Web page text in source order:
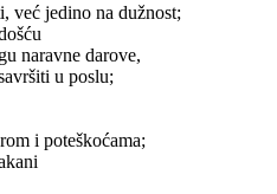
već jedino na dužnost;
naravne darove,
u poslu;
i poteškoćama;